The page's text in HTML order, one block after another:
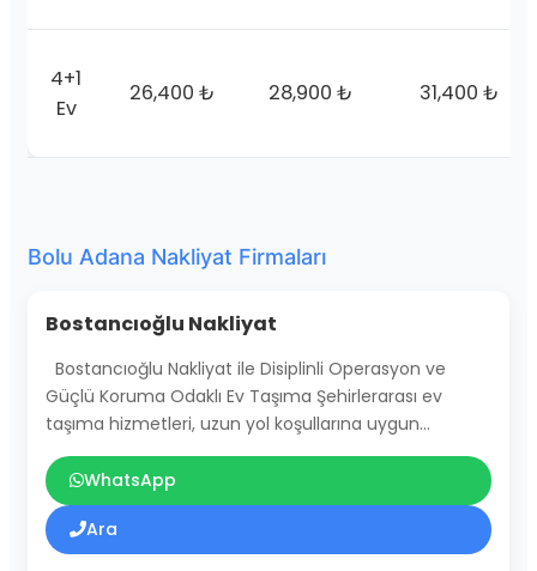
4+1
Ev
26,400 ₺ 28,900 ₺ 31,400 ₺
Bolu Adana Nakliyat Firmaları
Bostancıoğlu Nakliyat
Bostancıoğlu Nakliyat ile Disiplinli Operasyon ve
Güçlü Koruma Odaklı Ev Taşıma Şehirlerarası ev
taşıma hizmetleri, uzun yol koşullarına uygun…
WhatsApp
Ara